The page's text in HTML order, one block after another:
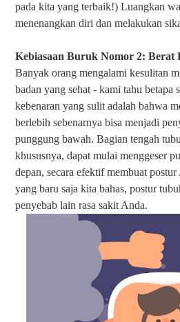
pada kita yang terbaik!) Luangkan
menenangkan diri dan melakukan
Kebiasaan Buruk Nomor 2: Berat
Banyak orang mengalami kesulitan
badan yang sehat - kami tahu betapa
kebenaran yang sulit adalah bahwa
berlebih sebenarnya bisa menjadi
punggung bawah. Bagian tengah
khususnya, dapat mulai menggeser
depan, secara efektif membuat
yang baru saja kita bahas, postur
penyebab lain rasa sakit Anda.